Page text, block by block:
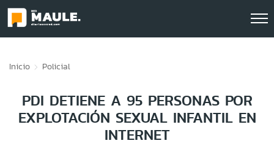
Inicio Policial
PDI DETIENE A 95 PERSONAS POR
EXPLOTACIÓN SEXUAL INFANTIL EN
INTERNET